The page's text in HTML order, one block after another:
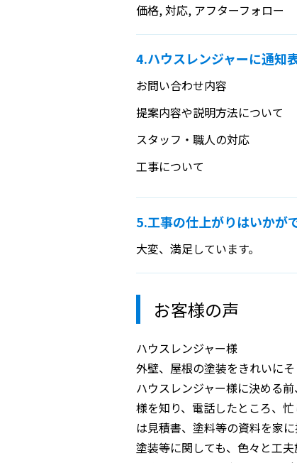
価格, 対応, アフターフォロー
4.ハウスレンジャーに通知
お問い合わせ内容
提案内容や説明方法について
スタッフ・職人の対応
工事について
5.工事の仕上がりはいかが
大変、満足しています。
お客様の声
ハウスレンジャー様
外壁、屋根の塗装をきれいに
ハウスレンジャー様に決める
様を知り、電話したところ、
は見積書、塗料等の資料を家
塗装等に関しても、色々と工